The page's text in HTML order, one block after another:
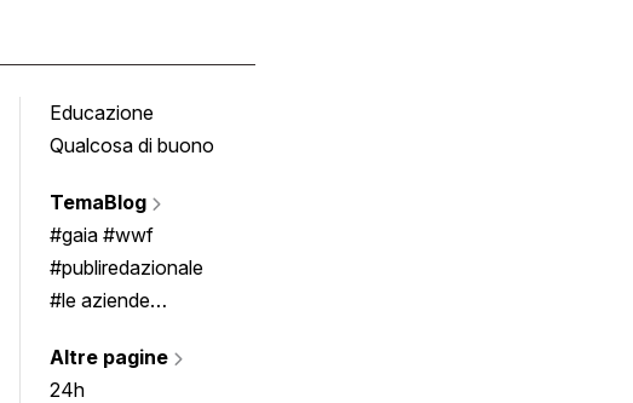
Educazione
Qualcosa di buono
TemaBlog
#gaia #wwf
#publiredazionale
#le aziende
Altre pagine
24h